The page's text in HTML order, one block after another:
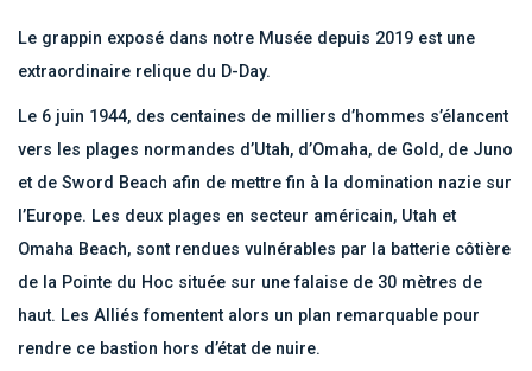
Le grappin exposé dans notre Musée depuis 2019 est une
extraordinaire relique du D-Day.
Le 6 juin 1944, des centaines de milliers d’hommes s’élancent
vers les plages normandes d’Utah, d’Omaha, de Gold, de Juno
et de Sword Beach afin de mettre fin à la domination nazie sur
l’Europe. Les deux plages en secteur américain, Utah et
Omaha Beach, sont rendues vulnérables par la batterie côtière
de la Pointe du Hoc située sur une falaise de 30 mètres de
haut. Les Alliés fomentent alors un plan remarquable pour
rendre ce bastion hors d’état de nuire.